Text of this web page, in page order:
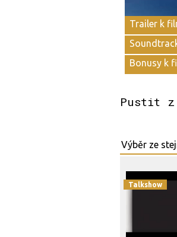
Trailer k
Bonusy k
Pustit
Talkshow